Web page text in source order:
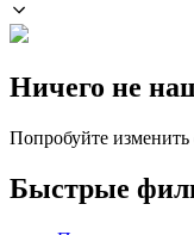
Ничего не
Попробуйте
Быстрые